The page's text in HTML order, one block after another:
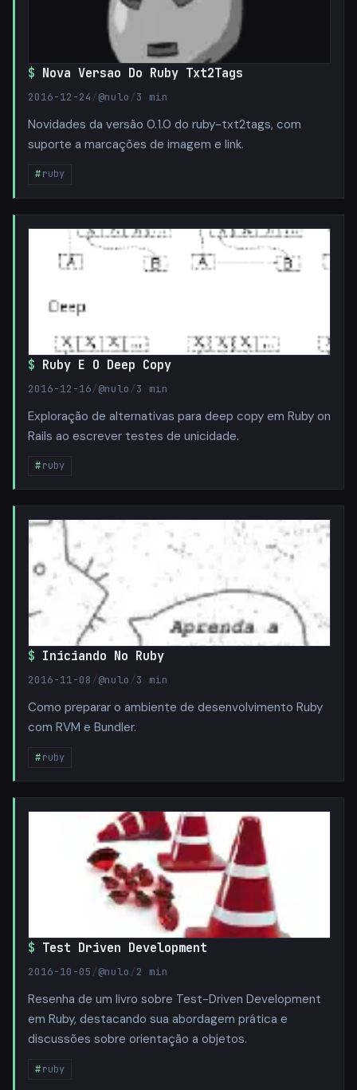
Nova Versao Do Ruby Txt2Tags
2016-12-24 /@nulo /3 min
Novidades da versão 0.1.0 do ruby-txt2tags, com
suporte a marcações de imagem e link.
ruby
Ruby E O Deep Copy
2016-12-16/@nulo /3 min
Exploração de alternativas para deep copy em Ruby on
Rails ao escrever testes de unicidade.
ruby
Iniciando No Ruby
2016-11-08/@nulo/3 min
Como preparar o ambiente de desenvolvimento Ruby
com RVM e Bundler.
ruby
Test Driven Development
2016-10-05 /@nulo /2 min
Resenha de um livro sobre Test-Driven Development
em Ruby, destacando sua abordagem prática e
discussões sobre orientação a objetos.
ruby